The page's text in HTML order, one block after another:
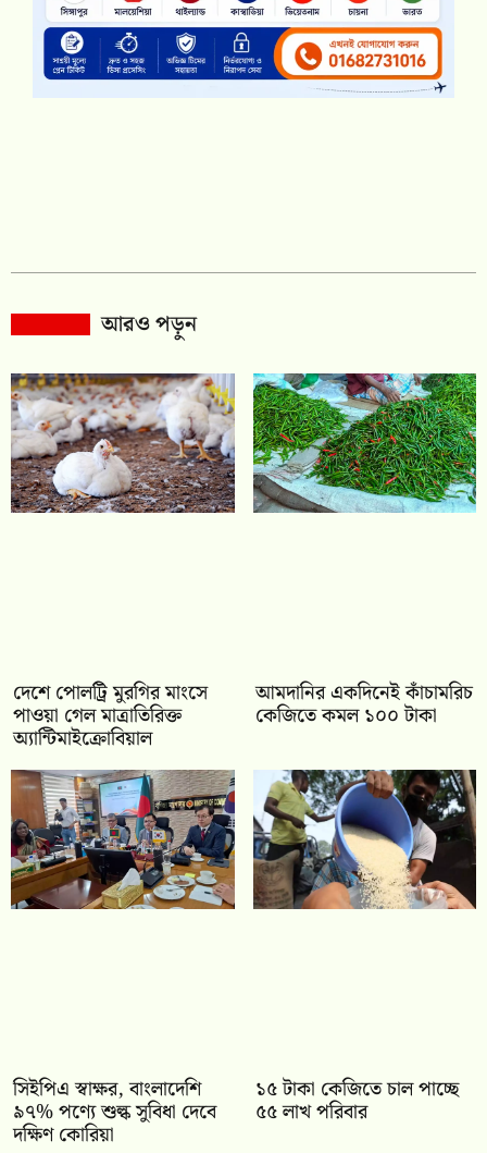
আরও পড়ুন
দেশে পোলট্রি মুরগির মাংসে
পাওয়া গেল মাত্রাতিরিক্ত
অ্যান্টিমাইক্রোবিয়াল
আমদানির একদিনেই কাঁচামরিচ
কেজিতে কমল ১০০ টাকা
সিইপিএ স্বাক্ষর, বাংলাদেশি
৯৭% পণ্যে শুল্ক সুবিধা দেবে
দক্ষিণ কোরিয়া
১৫ টাকা কেজিতে চাল পাচ্ছে
৫৫ লাখ পরিবার